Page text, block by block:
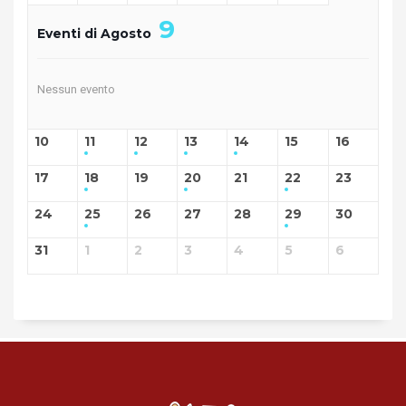
Eventi di Agosto 9
Nessun evento
10 11 12 13 14 15 16
17 18 19 20 21 22 23
24 25 26 27 28 29 30
31 1 2 3 4 5 6